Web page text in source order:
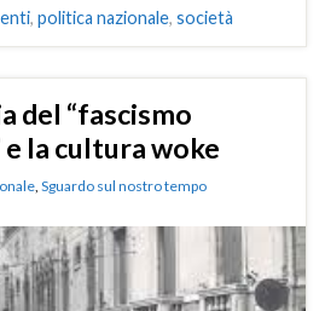
, politica nazionale, società
del “fascismo
la cultura woke
Sguardo sul nostro tempo